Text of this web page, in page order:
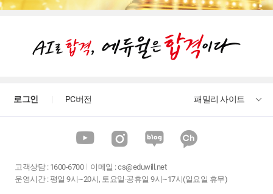
로그인 PC버전 패밀리 사이트
고객상담: 1600-6700 이메일 :cs@eduwill.net
운영시간 : 평일 9시~20시, 토요일·공휴일 9시~17시(일요일 휴무)